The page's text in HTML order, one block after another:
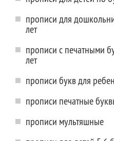
прописи для
лет
прописи с печатными
лет
прописи букв для
прописи печатные
прописи мультяшные